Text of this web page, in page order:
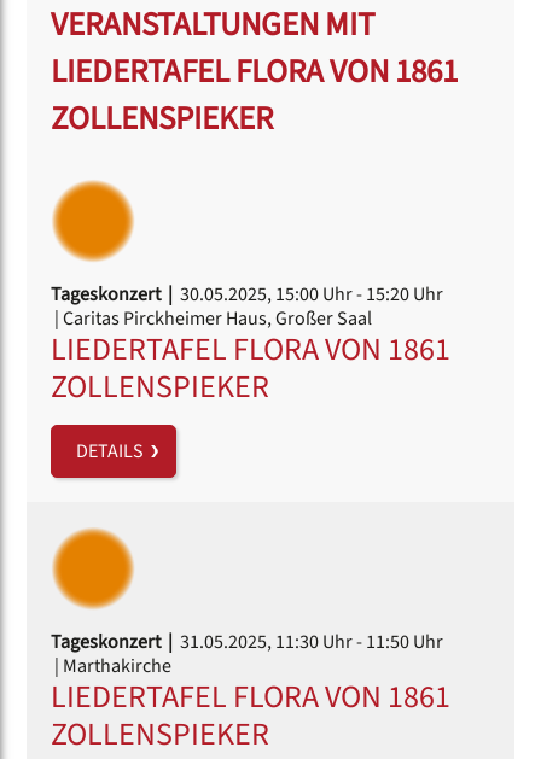
VERANSTALTUNGEN MIT
LIEDERTAFEL FLORA VON 1861
ZOLLENSPIEKER
Tageskonzert | 30.05.2025, 15:00 Uhr- 15:20 Uhr
| Caritas Pirckheimer Haus, Großer Saal
LIEDERTAFEL FLORA VON 1861
ZOLLENSPIEKER
DETAILS
Tageskonzert | 31.05.2025, 11:30 Uhr- 11:50 Uhr
| Marthakirche
LIEDERTAFEL FLORA VON 1861
ZOLLENSPIEKER